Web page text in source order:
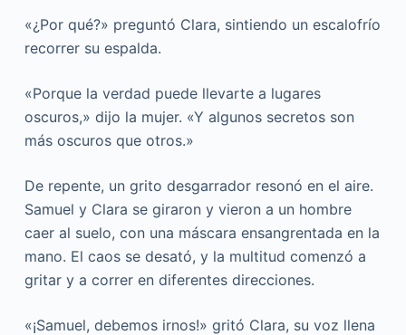
«¿Por qué?» preguntó Clara, sintiendo un escalofrío
recorrer su espalda.
«Porque la verdad puede llevarte a lugares
oscuros,» dijo la mujer. «Y algunos secretos son
más oscuros que otros.»
De repente, un grito desgarrador resonó en el aire.
Samuel y Clara se giraron y vieron a un hombre
caer al suelo, con una máscara ensangrentada en la
mano. El caos se desató, y la multitud comenzó a
gritar y a correr en diferentes direcciones.
«¡Samuel, debemos irnos!» gritó Clara, su voz llena